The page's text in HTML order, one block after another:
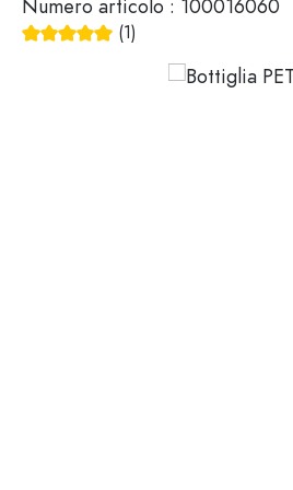
Contenitori di plastica
Numero articolo : 100016060
Valutazione media di 5 su 5 stelle
(1)